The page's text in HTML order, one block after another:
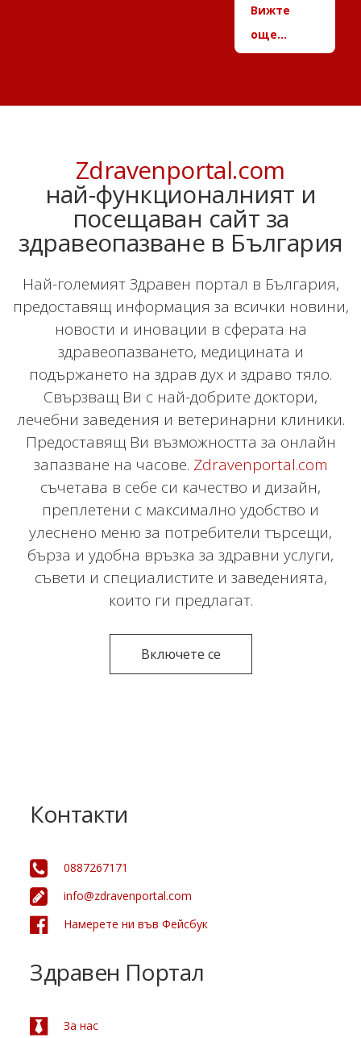
Вижте
още...
Zdravenportal.com
най-функционалният и
посещаван сайт за
здравеопазване в България
Най-големият Здравен портал в България,
предоставящ информация за всички новини,
новости и иновации в сферата на
здравеопазването, медицината и
подържането на здрав дух и здраво тяло.
Свързващ Ви с най-добрите доктори,
лечебни заведения и ветеринарни клиники.
Предоставящ Ви възможността за онлайн
запазване на часове. Zdravenportal.com
съчетава в себе си качество и дизайн,
преплетени с максимално удобство и
улеснено меню за потребители търсещи,
бърза и удобна връзка за здравни услуги,
съвети и специалистите и заведенията,
които ги предлагат.
Включете се
Контакти
0887267171
info@zdravenportal.com
Намерете ни във Фейсбук
Здравен Портал
За нас